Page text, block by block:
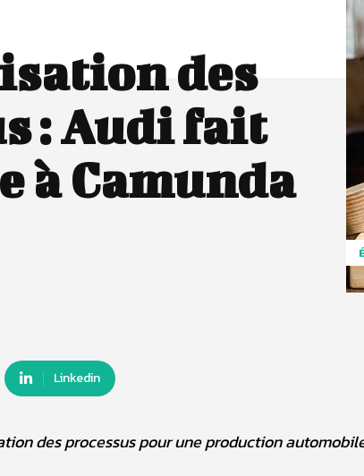
des
: Audi fait
à Camunda
Linkedin
des processus pour une production